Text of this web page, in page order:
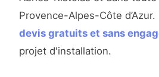
Provence-Alpes-Côte d’Azur.
devis gratuits et sans
projet d'installation.